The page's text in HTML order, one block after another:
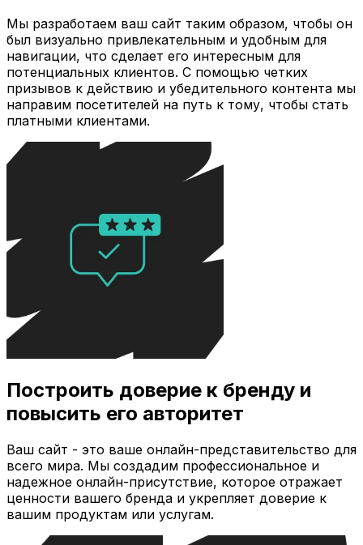
Мы разработаем ваш сайт таким образом, чтобы он
был визуально привлекательным и удобным для
навигации, что сделает его интересным для
потенциальных клиентов. С помощью четких
призывов к действию и убедительного контента мы
направим посетителей на путь к тому, чтобы стать
платными клиентами.
Построить доверие к бренду и
повысить его авторитет
Ваш сайт - это ваше онлайн-представительство для
всего мира. Мы создадим профессиональное и
надежное онлайн-присутствие, которое отражает
ценности вашего бренда и укрепляет доверие к
вашим продуктам или услугам.